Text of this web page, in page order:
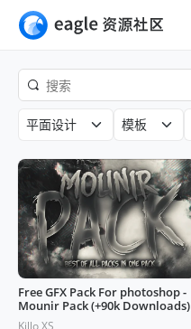
平面设计 模板
Free GFX Pack For photoshop -
Mounir Pack (+90k Downloads)
Killo XS